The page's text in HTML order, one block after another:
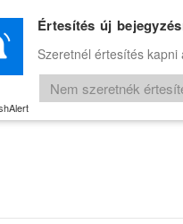
Értesítés új
Szeretnél értesítés
Nem szeretnék